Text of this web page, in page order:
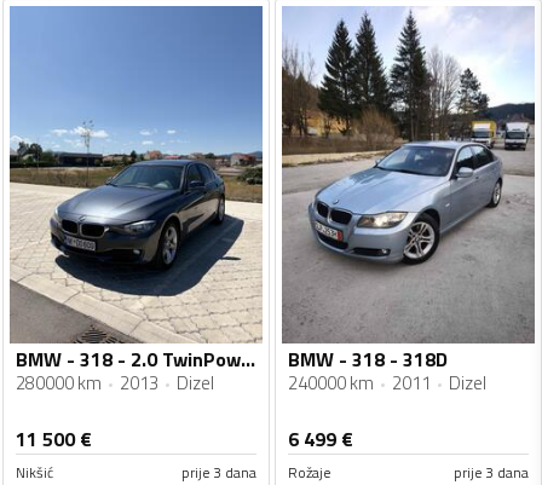
BMW - 318 - 2.0 TwinPower Turbo
280000 km 2013 Dizel
11 500€
Nikšić prije 3 dana
BMW - 318 - 318D
240000 km 2011 Dizel
6 499 €
Rožaje prije 3 dana